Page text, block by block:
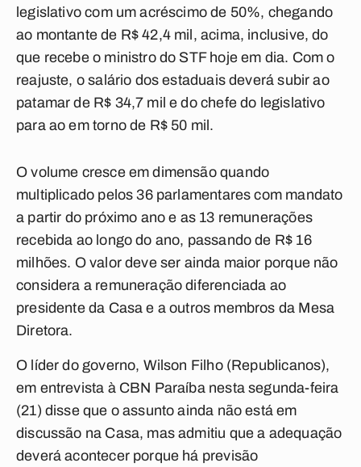
legislativo com um acréscimo de 50%, chegando
ao montante de R$ 42,4 mil, acima, inclusive, do
que recebe o ministro do STF hoje em dia. Com o
reajuste, o salário dos estaduais deverá subir ao
patamar de R$ 34,7 mil e do chefe do legislativo
para ao em torno de R$ 50 mil.
O volume cresce em dimensão quando
multiplicado pelos 36 parlamentares com mandato
a partir do próximo ano e as 13 remunerações
recebida ao longo do ano, passando de R$ 16
milhões. O valor deve ser ainda maior porque não
considera a remuneração diferenciada ao
presidente da Casa e a outros membros da Mesa
Diretora.
O líder do governo, Wilson Filho (Republicanos),
em entrevista à CBN Paraíba nesta segunda-feira
(21) disse que o assunto ainda não está em
discussão na Casa, mas admitiu que a adequação
deverá acontecer porque há previsão